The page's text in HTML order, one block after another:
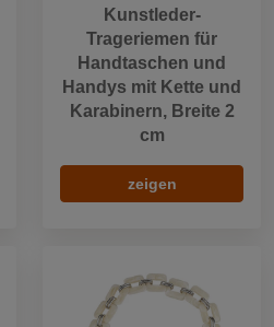
Kunstleder-
Trageriemen für
Handtaschen und
Handys mit Kette und
Karabinern, Breite 2
cm
zeigen